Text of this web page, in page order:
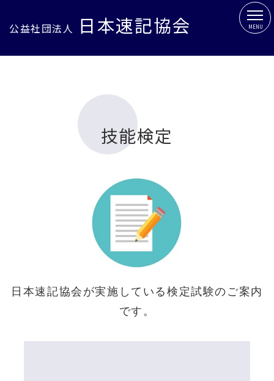
公益社団法人 日本速記協会 MENU
技能検定
日本速記協会が実施している検定試験のご案内
です。